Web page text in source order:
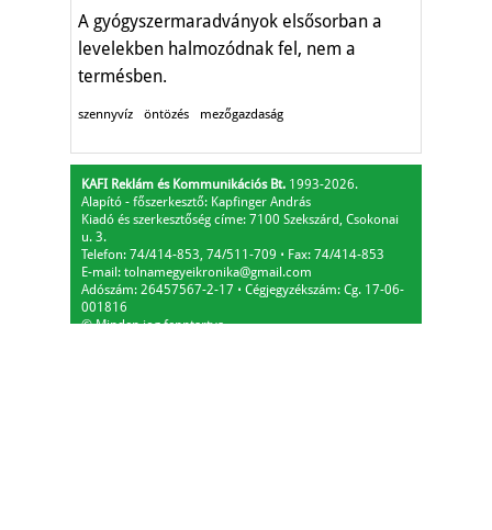
A gyógyszermaradványok elsősorban a
levelekben halmozódnak fel, nem a
termésben.
szennyvíz öntözés mezőgazdaság
KAFI Reklám és Kommunikációs Bt. 1993-2026.
Alapító - főszerkesztő: Kapfinger András
Kiadó és szerkesztőség címe: 7100 Szekszárd, Csokonai
u. 3.
Telefon: 74/414-853, 74/511-709 ⋅ Fax: 74/414-853
E-mail: tolnamegyeikronika@gmail.com
Adószám: 26457567-2-17 ⋅ Cégjegyzékszám: Cg. 17-06-
001816
© Minden jog fenntartva.